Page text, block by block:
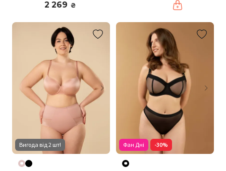
2 269 ₴
Вигода від 2 шт! Фан Дні -30%